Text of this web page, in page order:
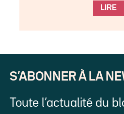
LIRE
S’ABONNER À LA
Toute l’actualité du